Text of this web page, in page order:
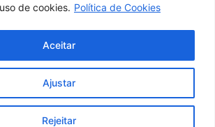
de cookies. Política de Cookies
Ajustar
Rejeitar
Aceitar
Fale conosco
Manaus Clima